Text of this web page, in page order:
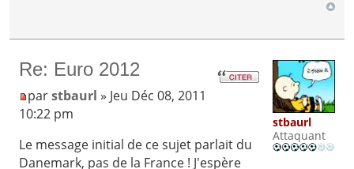
Re: Euro 2012
parstbaurl » Jeu Déc 08, 2011
10:22 pm
Le message initial de ce sujet parlait du
Danemark, pas de la France ! J'espère
stbaurl
Attaquant